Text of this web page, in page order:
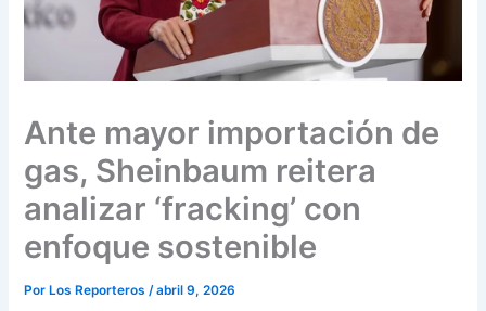
Ante mayor importación de
gas, Sheinbaum reitera
analizar ‘fracking’ con
enfoque sostenible
Por Los Reporteros/abril 9, 2026